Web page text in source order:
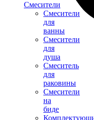
Смесители
Смесители
для
ванны
Смесители
для
душа
Смеситель
для
раковины
Смесители
на
биде